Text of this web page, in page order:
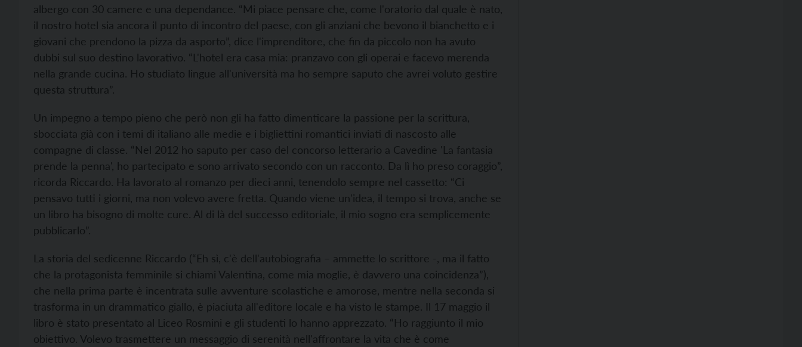
albergo con 30 camere e una dependance. “Mi piace pensare che, come l'oratorio dal quale è nato,
il nostro hotel sia ancora il punto di incontro del paese, con gli anziani che bevono il bianchetto e i
giovani che prendono la pizza da asporto”, dice l'imprenditore, che fin da piccolo non ha avuto
dubbi sul suo destino lavorativo. “L'hotel era casa mia: pranzavo con gli operai e facevo merenda
nella grande cucina. Ho studiato lingue all'università ma ho sempre saputo che avrei voluto gestire
questa struttura”.
Un impegno a tempo pieno che però non gli ha fatto dimenticare la passione per la scrittura,
sbocciata già con i temi di italiano alle medie e i bigliettini romantici inviati di nascosto alle
compagne di classe. “Nel 2012 ho saputo per caso del concorso letterario a Cavedine 'La fantasia
prende la penna', ho partecipato e sono arrivato secondo con un racconto. Da lì ho preso coraggio”,
ricorda Riccardo. Ha lavorato al romanzo per dieci anni, tenendolo sempre nel cassetto: “Ci
pensavo tutti i giorni, ma non volevo avere fretta. Quando viene un'idea, il tempo si trova, anche se
un libro ha bisogno di molte cure. Al di là del successo editoriale, il mio sogno era semplicemente
pubblicarlo”.
La storia del sedicenne Riccardo (“Eh sì, c'è dell'autobiografia – ammette lo scrittore -, ma il fatto
che la protagonista femminile si chiami Valentina, come mia moglie, è davvero una coincidenza”),
che nella prima parte è incentrata sulle avventure scolastiche e amorose, mentre nella seconda si
trasforma in un drammatico giallo, è piaciuta all'editore locale e ha visto le stampe. Il 17 maggio il
libro è stato presentato al Liceo Rosmini e gli studenti lo hanno apprezzato. “Ho raggiunto il mio
obiettivo. Volevo trasmettere un messaggio di serenità nell'affrontare la vita che è come